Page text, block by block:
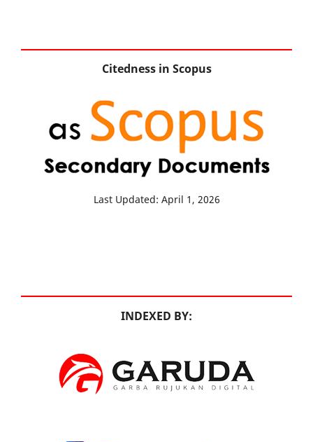
Citedness in Scopus
Last Updated: April 1, 2026
INDEXED BY: